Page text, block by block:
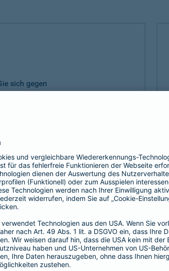
sich gegen
ab.
oder Premium-Schutz vereinbaren.
Psychologen